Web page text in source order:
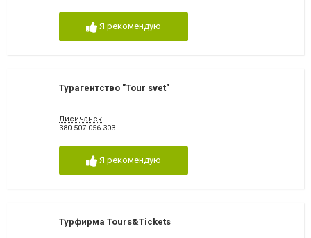
Я рекомендую
Турагентство "Tour svet"
Лисичанск
380 507 056 303
Я рекомендую
Турфирма Tours&Tickets